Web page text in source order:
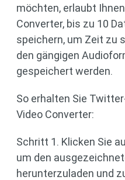
möchten, erlaubt
Converter, bis zu 10
speichern, um Zeit zu
den gängigen
gespeichert werden.
So erhalten Sie
Video Converter:
Schritt 1. Klicken Sie
um den
herunterzuladen und